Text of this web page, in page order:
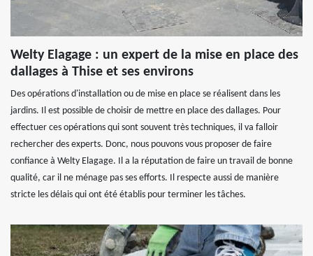
Welty Elagage : un expert de la mise en place des
dallages à Thise et ses environs
Des opérations d'installation ou de mise en place se réalisent dans les
jardins. Il est possible de choisir de mettre en place des dallages. Pour
effectuer ces opérations qui sont souvent très techniques, il va falloir
rechercher des experts. Donc, nous pouvons vous proposer de faire
confiance à Welty Elagage. Il a la réputation de faire un travail de bonne
qualité, car il ne ménage pas ses efforts. Il respecte aussi de manière
stricte les délais qui ont été établis pour terminer les tâches.